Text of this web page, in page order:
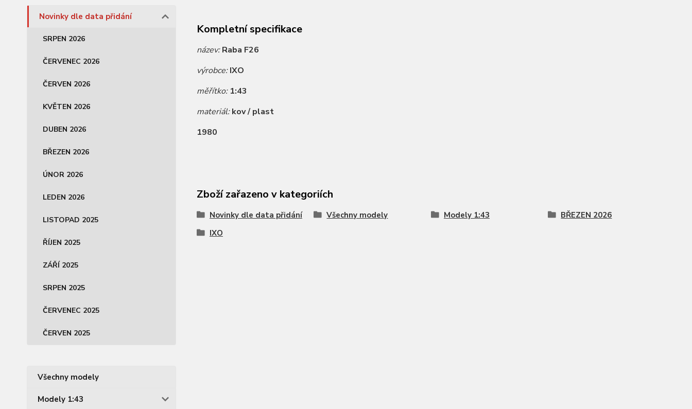
Novinky dle data přidání
SRPEN 2026
ČERVENEC 2026
ČERVEN 2026
KVĚTEN 2026
DUBEN 2026
BŘEZEN 2026
ÚNOR 2026
LEDEN 2026
LISTOPAD 2025
ŘÍJEN 2025
ZÁŘÍ 2025
SRPEN 2025
ČERVENEC 2025
ČERVEN 2025
Všechny modely
Modely 1:43
Kompletní specifikace
název:Raba F26
výrobce:IXO
měřítko: 1:43
materiál:kov / plast
1980
Zboží zařazeno v kategoriích
Novinky dle data přidání Všechny modely Modely 1:43
BŘEZEN 2026
IXO